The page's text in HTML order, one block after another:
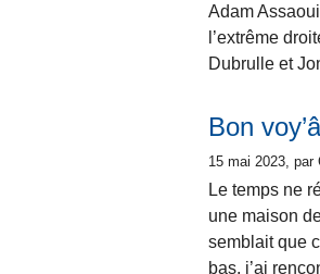
Adam
l’extrême
Dubrulle et
Bon
15 mai 2023 ,
Le temps ne
une maison
semblait que
bas, j’ai